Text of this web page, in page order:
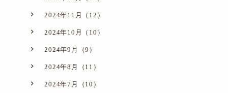
2024年11月（12）
2024年10月（10）
2024年9月（9）
2024年8月（11）
2024年7月（10）